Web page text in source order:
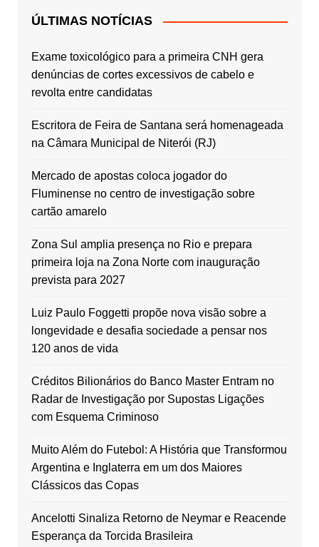
ÚLTIMAS NOTÍCIAS
Exame toxicológico para a primeira CNH gera
denúncias de cortes excessivos de cabelo e
revolta entre candidatas
Escritora de Feira de Santana será homenageada
na Câmara Municipal de Niterói (RJ)
Mercado de apostas coloca jogador do
Fluminense no centro de investigação sobre
cartão amarelo
Zona Sul amplia presença no Rio e prepara
primeira loja na Zona Norte com inauguração
prevista para 2027
Luiz Paulo Foggetti propõe nova visão sobre a
longevidade e desafia sociedade a pensar nos
120 anos de vida
Créditos Bilionários do Banco Master Entram no
Radar de Investigação por Supostas Ligações
com Esquema Criminoso
Muito Além do Futebol: A História que Transformou
Argentina e Inglaterra em um dos Maiores
Clássicos das Copas
Ancelotti Sinaliza Retorno de Neymar e Reacende
Esperança da Torcida Brasileira